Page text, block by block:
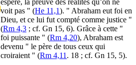
voit pas " (He 11,1). " Abraham eut foi en
Dieu, et ce lui fut compté comme justice "
(Rm 4,3 ; cf. Gn 15, 6). Grâce à cette "
foi puissante " (Rm 4,20), Abraham est
devenu " le père de tous ceux qui
croiraient " (Rm 4,11 . 18 ; cf. Gn 15, 5).